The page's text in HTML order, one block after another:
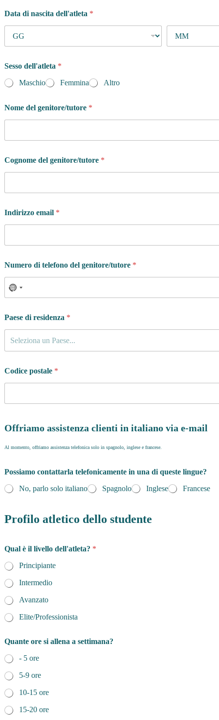
Data di nascita dell'atleta *
Sesso dell'atleta *
Maschio
Femmina Altro
Nome del genitore/tutore *
Cognome del genitore/tutore *
Indirizzo email *
Numero di telefono del genitore/tutore *
Paese di residenza *
Seleziona un Paese...
Codice postale *
Offriamo assistenza clienti in italiano via e-mail
Al momento, offriamo assistenza telefonica solo in spagnolo, inglese e francese.
Possiamo contattarla telefonicamente in una di queste lingue?
No, parlo solo italiano
Spagnolo Inglese Francese
Profilo atletico dello studente
Qual è il livello dell'atleta? *
Principiante
Intermedio
Avanzato
Elite/Professionista
Quante ore si allena a settimana?
- 5 ore
5-9 ore
10-15 ore
15-20 ore